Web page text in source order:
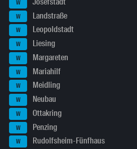
W
W Landstraße
W Leopoldstadt
W Liesing
W Margareten
W Mariahilf
W Meidling
W Neubau
W Ottakring
W Penzing
W Rudolfsheim-Fünfhaus